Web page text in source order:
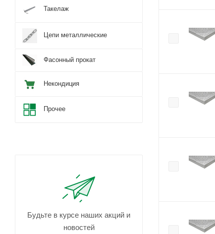
Такелаж
Цепи металлические
Фасонный прокат
Некондиция
Прочее
Будьте в курсе наших акций и
новостей